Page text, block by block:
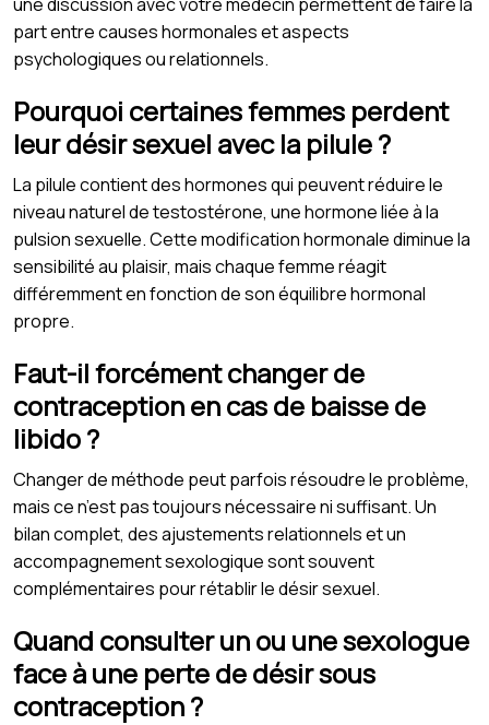
part entre causes hormonales et aspects
psychologiques ou relationnels.
Pourquoi certaines femmes perdent
leur désir sexuel avec la pilule ?
La pilule contient des hormones qui peuvent réduire le
niveau naturel de testostérone, une hormone liée à la
pulsion sexuelle. Cette modification hormonale diminue la
sensibilité au plaisir, mais chaque femme réagit
différemment en fonction de son équilibre hormonal
propre.
Faut-il forcément changer de
contraception en cas de baisse de
libido ?
Changer de méthode peut parfois résoudre le problème,
mais ce n’est pas toujours nécessaire ni suffisant. Un
bilan complet, des ajustements relationnels et un
accompagnement sexologique sont souvent
complémentaires pour rétablir le désir sexuel.
Quand consulter un ou une sexologue
face à une perte de désir sous
contraception ?